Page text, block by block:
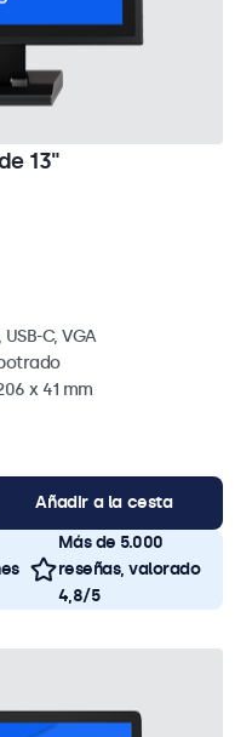
13"
C, VGA
x 41 mm
Añadir a la cesta
Más de 5.000
reseñas, valorado
4,8/5